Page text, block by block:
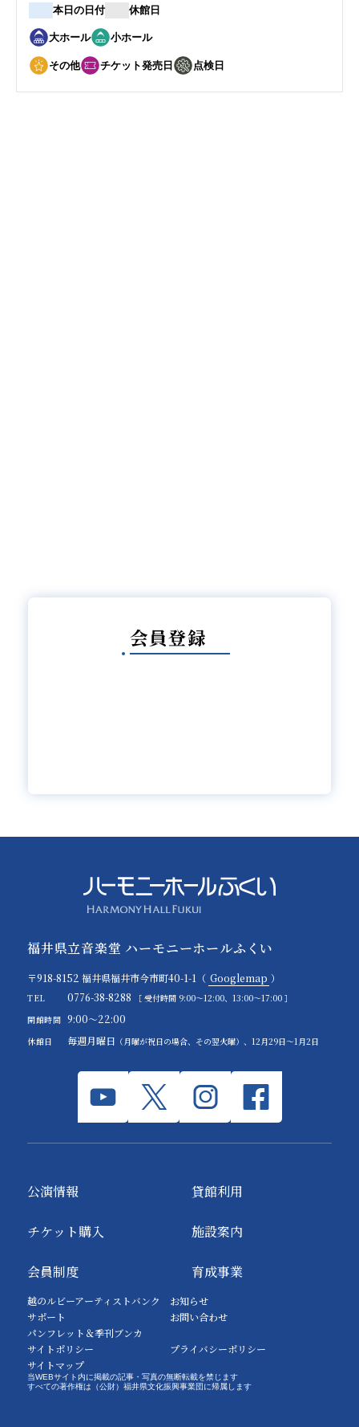
本日の日付 休館日
大ホール 小ホール
その他 チケット発売日 点検日
会員登録
福井県立音楽堂 ハーモニーホールふくい
〒918-8152 福井県福井市今市町40-1-1（ Googlemap ）
TEL 0776-38-8288
［ 受付時間 9:00～12:00、13:00～17:00 ］
開館時間 9:00～22:00
休館日 毎週月曜日 （月曜が祝日の場合、その翌火曜）、12月29日～1月2日
公演情報
チケット購入
会員制度
貸館利用
施設案内
育成事業
越のルビーアーティストバンク
サポート
パンフレット＆季刊ブンカ
お知らせ
お問い合わせ
サイトポリシー
プライバシーポリシー
サイトマップ
当WEBサイト内に掲載の記事・写真の無断転載を禁じます
すべての著作権は（公財）福井県文化振興事業団に帰属します